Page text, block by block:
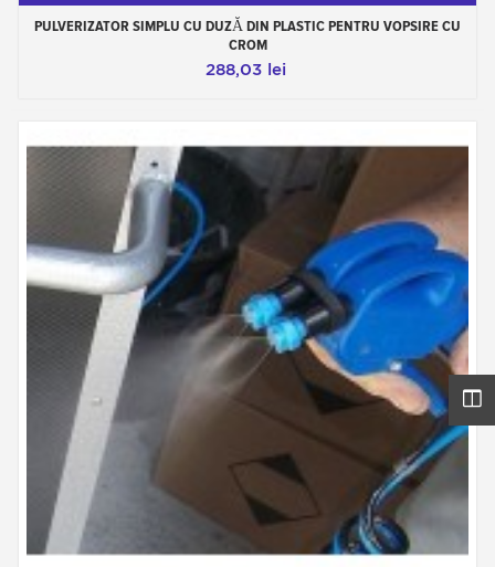
PULVERIZATOR SIMPLU CU DUZĂ DIN PLASTIC PENTRU VOPSIRE CU
CROM
288,03 lei